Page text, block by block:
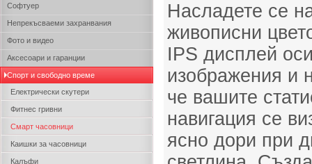
Софтуер
Непрекъсваеми захранвания
Фото и видео
Аксесоари и гаранции
Спорт и свободно време
Електрически скутери
Фитнес гривни
Смарт часовници
Каишки за часовници
Калъфи
Насладете се
живописни
IPS дисплей
изображения и
че вашите
навигация се
ясно дори при